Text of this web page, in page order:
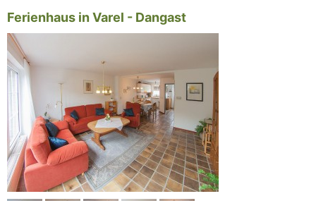
Ferienhaus in Varel - Dangast